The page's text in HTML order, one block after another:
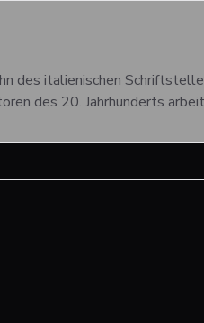
des italienischen
des 20. Jahrhunderts